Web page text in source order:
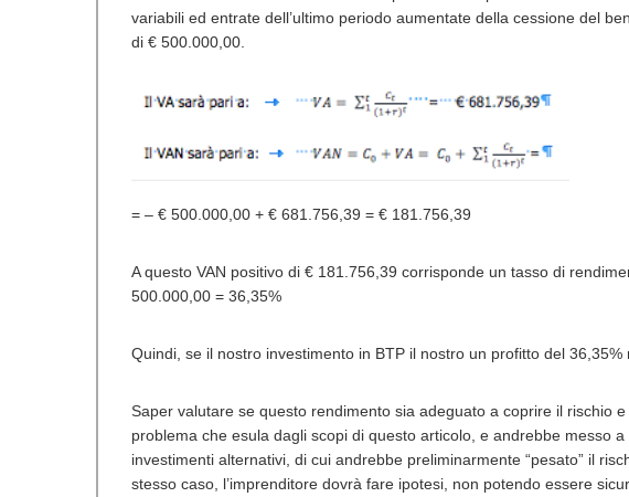
variabili ed entrate dell’ultimo periodo aumentate della cessione del
di € 500.000,00.
= – € 500.000,00 + € 681.756,39 = € 181.756,39
A questo VAN positivo di € 181.756,39 corrisponde un tasso di
500.000,00 = 36,35%
Quindi, se il nostro investimento in BTP il nostro un profitto del 36,35%
Saper valutare se questo rendimento sia adeguato a coprire il rischio
problema che esula dagli scopi di questo articolo, e andrebbe messo
investimenti alternativi, di cui andrebbe preliminarmente “pesato” il
stesso caso, l’imprenditore dovrà fare ipotesi, non potendo essere